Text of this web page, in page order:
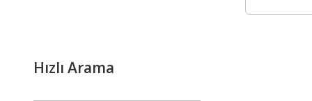
Hızlı Arama